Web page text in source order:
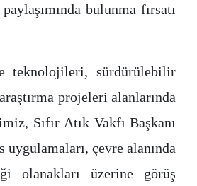
bulunma fırsatı
teknolojileri, sürdürülebilir
projeleri alanlarında
Sıfır Atık Vakfı Başkanı
çevre alanında
olanakları üzerine görüş